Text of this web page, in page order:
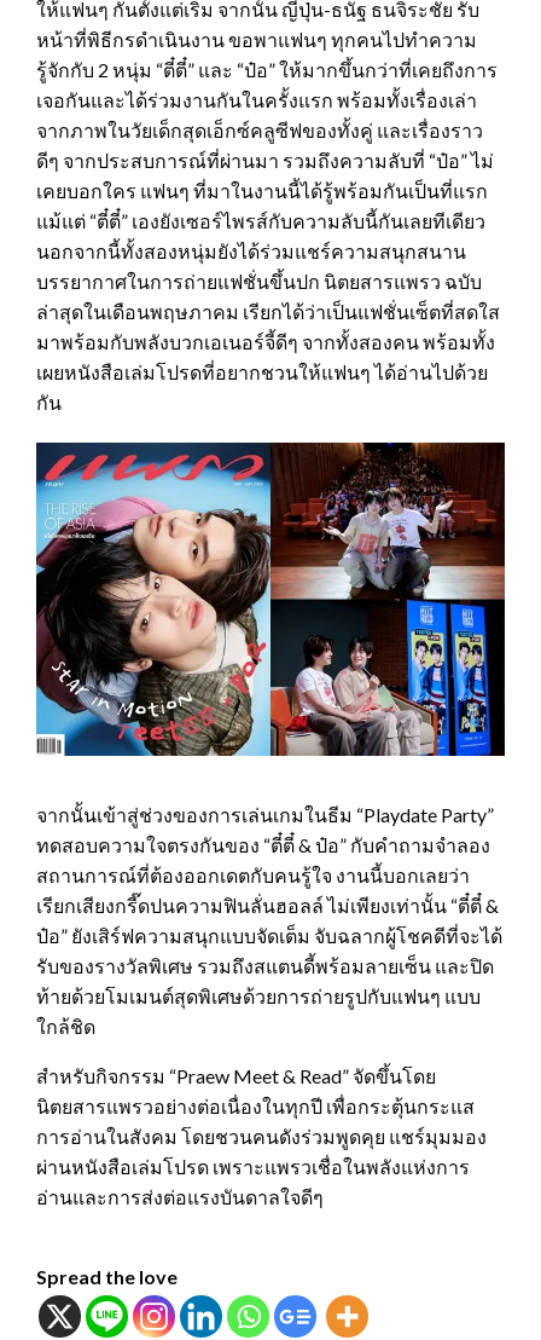
ให้แฟนๆ กันตั้งแต่เริ่ม จากนั้น ญี่ปุ่น-ธนัฐ ธนจิระชัย รับ
หน้าที่พิธีกรดำเนินงาน ขอพาแฟนๆ ทุกคนไปทำความ
รู้จักกับ 2 หนุ่ม “ตี๋ตี๋” และ “ป๋อ” ให้มากขึ้นกว่าที่เคยถึงการ
เจอกันและได้ร่วมงานกันในครั้งแรก พร้อมทั้งเรื่องเล่า
จากภาพในวัยเด็กสุดเอ็กซ์คลูซีฟของทั้งคู่ และเรื่องราว
ดีๆ จากประสบการณ์ที่ผ่านมา รวมถึงความลับที่ “ป๋อ” ไม่
เคยบอกใคร แฟนๆ ที่มาในงานนี้ได้รู้พร้อมกันเป็นที่แรก
แม้แต่ “ตี๋ตี๋” เองยังเซอร์ไพรส์กับความลับนี้กันเลยทีเดียว
นอกจากนี้ทั้งสองหนุ่มยังได้ร่วมแชร์ความสนุกสนาน
บรรยากาศในการถ่ายแฟชั่นขึ้นปก นิตยสารแพรว ฉบับ
ล่าสุดในเดือนพฤษภาคม เรียกได้ว่าเป็นแฟชั่นเซ็ตที่สดใส
มาพร้อมกับพลังบวกเอเนอร์จี้ดีๆ จากทั้งสองคน พร้อมทั้ง
เผยหนังสือเล่มโปรดที่อยากชวนให้แฟนๆ ได้อ่านไปด้วย
กัน
จากนั้นเข้าสู่ช่วงของการเล่นเกมในธีม “Playdate Party”
ทดสอบความใจตรงกันของ “ตี๋ตี๋ & ป๋อ” กับคำถามจำลอง
สถานการณ์ที่ต้องออกเดตกับคนรู้ใจ งานนี้บอกเลยว่า
เรียกเสียงกรี๊ดปนความฟินลั่นฮอลล์ ไม่เพียงเท่านั้น “ตี๋ตี๋ &
ป๋อ” ยังเสิร์ฟความสนุกแบบจัดเต็ม จับฉลากผู้โชคดีที่จะได้
รับของรางวัลพิเศษ รวมถึงสแตนดี้พร้อมลายเซ็น และปิด
ท้ายด้วยโมเมนต์สุดพิเศษด้วยการถ่ายรูปกับแฟนๆ แบบ
ใกล้ชิด
สำหรับกิจกรรม “Praew Meet & Read” จัดขึ้นโดย
นิตยสารแพรวอย่างต่อเนื่องในทุกปี เพื่อกระตุ้นกระแส
การอ่านในสังคม โดยชวนคนดังร่วมพูดคุย แชร์มุมมอง
ผ่านหนังสือเล่มโปรด เพราะแพรวเชื่อในพลังแห่งการ
อ่านและการส่งต่อแรงบันดาลใจดีๆ
Spread the love